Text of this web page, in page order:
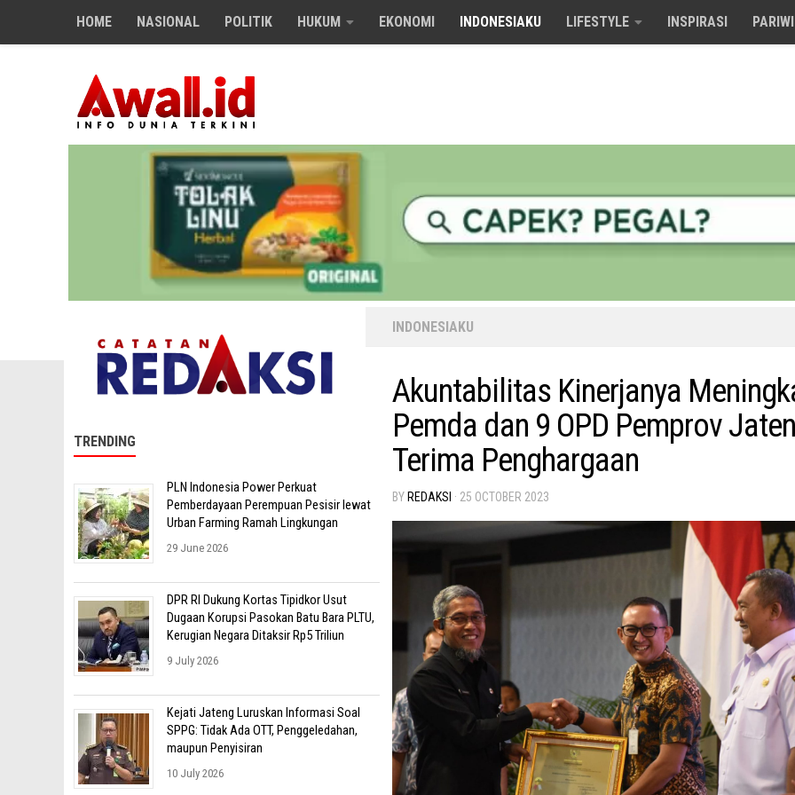
Skip to content
HOME NASIONAL POLITIK HUKUM EKONOMI INDONESIAKU LIFESTYLE INSPIRASI
INDONESIAKU
Akuntabilitas Kinerjanya
Pemda dan 9 OPD Pemprov
Terima Penghargaan
BY REDAKSI · 25 OCTOBER 2023
TRENDING
PLN Indonesia Power Perkuat
Pemberdayaan Perempuan Pesisir lewat
Urban Farming Ramah Lingkungan
29 June 2026
DPR RI Dukung Kortas Tipidkor Usut
Dugaan Korupsi Pasokan Batu Bara PLTU,
Kerugian Negara Ditaksir Rp5 Triliun
9 July 2026
Kejati Jateng Luruskan Informasi Soal
SPPG: Tidak Ada OTT, Penggeledahan,
maupun Penyisiran
10 July 2026